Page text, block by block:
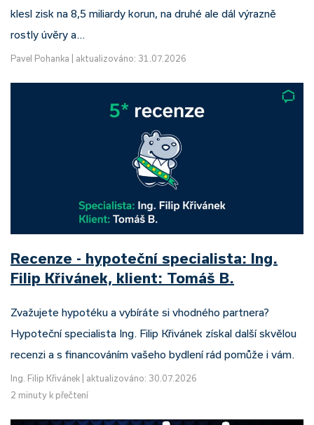
klesl zisk na 8,5 miliardy korun, na druhé ale dál výrazně
rostly úvěry a…
Pavel Pohanka aktualizováno: 31.07.2026
Recenze - hypoteční specialista: Ing.
Filip Křivánek, klient: Tomáš B.
Zvažujete hypotéku a vybíráte si vhodného partnera?
Hypoteční specialista Ing. Filip Křivánek získal další skvělou
recenzi a s financováním vašeho bydlení rád pomůže i vám.
Ing. Filip Křivánek
aktualizováno: 30.07.2026
2 minuty k přečtení